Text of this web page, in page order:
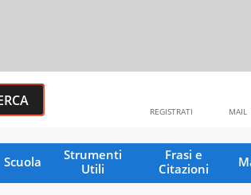
MAIL
REGISTRATI
Scuola
Strumenti
Utili
Frasi e
Citazioni